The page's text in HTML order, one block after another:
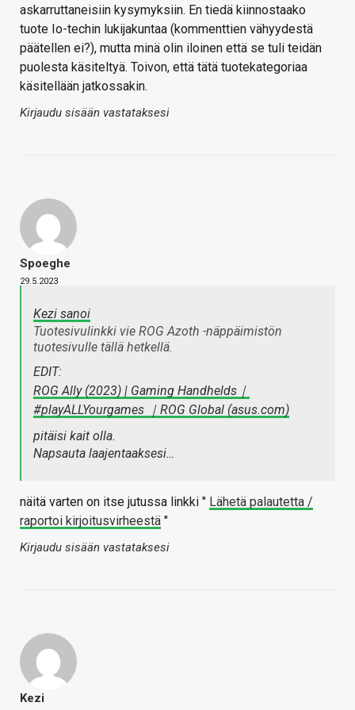
askarruttaneisiin kysymyksiin. En tiedä kiinnostaako
tuote Io-techin lukijakuntaa (kommenttien vähyydestä
päätellen ei?), mutta minä olin iloinen että se tuli teidän
puolesta käsiteltyä. Toivon, että tätä tuotekategoriaa
käsitellään jatkossakin.
Kirjaudu sisään vastataksesi
Spoeghe
29.5.2023
Kezi sanoi
Tuotesivulinkki vie ROG Azoth -näppäimistön
tuotesivulle tällä hetkellä.
EDIT:
ROG Ally (2023) | Gaming Handhelds｜
#playALLYourgames ｜ROG Global (asus.com)
pitäisi kait olla.
Napsauta laajentaaksesi…
näitä varten on itse jutussa linkki " Lähetä palautetta /
raportoi kirjoitusvirheestä "
Kirjaudu sisään vastataksesi
Kezi